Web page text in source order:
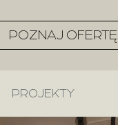
POZNAJ OFERTĘ
PROJEKTY